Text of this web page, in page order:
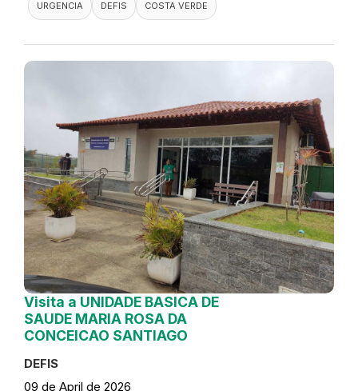
URGENCIA
DEFIS COSTA VERDE
Visita a UNIDADE BASICA DE
SAUDE MARIA ROSA DA
CONCEICAO SANTIAGO
DEFIS
09 de April de 2026